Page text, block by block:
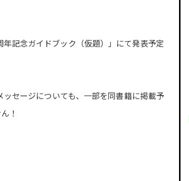
記念ガイドブック（仮題）」にて発表予定
セージについても、一部を同書籍に掲載予
！